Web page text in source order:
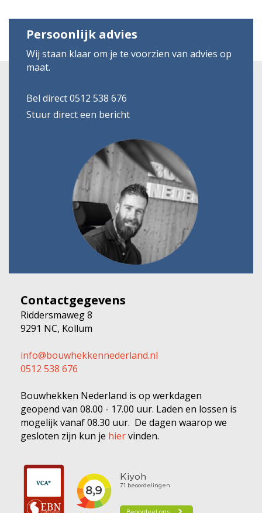
Persoonlijk advies
Wij staan klaar om je te voorzien van advies op
maat.
Bel direct 0512 538 676
Stuur direct een bericht
Contactgegevens
Riddersmaweg 8
9291 NC, Kollum
info@bouwhekkennederland.nl
0512 538 676
Bouwhekken Nederland is op werkdagen
geopend van 08.00 - 17.00 uur. Laden en lossen is
mogelijk vanaf 08.30 uur. De dagen waarop we
gesloten zijn kun je hiervinden.